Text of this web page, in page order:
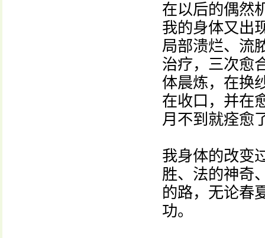
在以后的偶然
我的身体又出
局部溃烂、流
治疗，三次愈
体晨炼，在换
在收口，并在
月不到就痊愈
我身体的改变
胜、法的神奇
的路，无论春
功。